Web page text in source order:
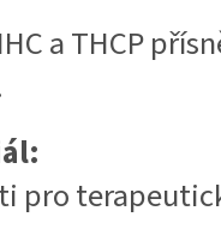
a THCP
pro